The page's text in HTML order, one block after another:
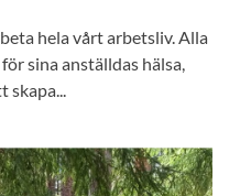
hela vårt arbetsliv. Alla
sina anställdas hälsa,
skapa...